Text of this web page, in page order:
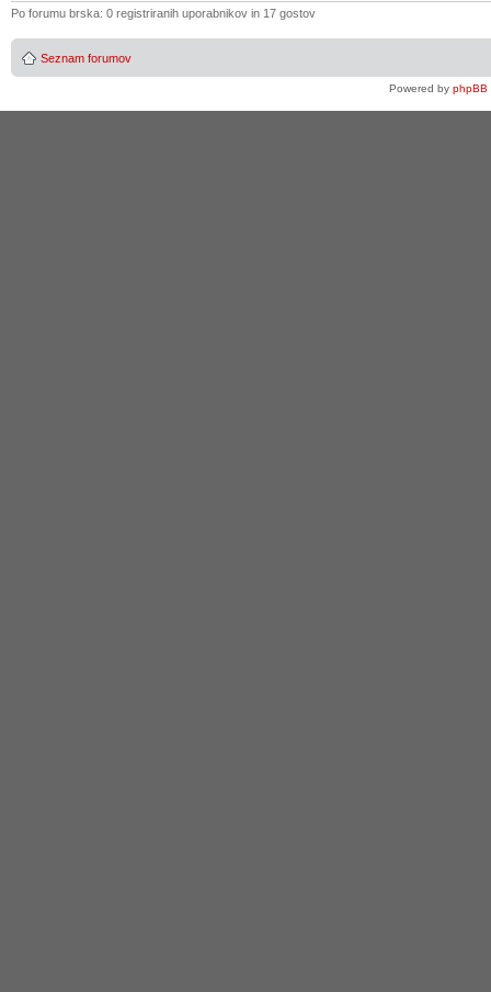
Po forumu brska: 0 registriranih uporabnikov in 17 gostov
Seznam forumov
Powered byphpBB